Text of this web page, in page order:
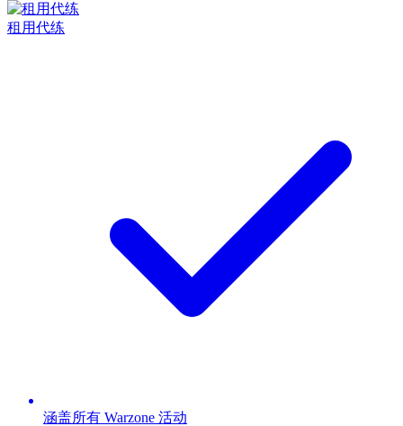
租用代练
涵盖所有 Warzone 活动